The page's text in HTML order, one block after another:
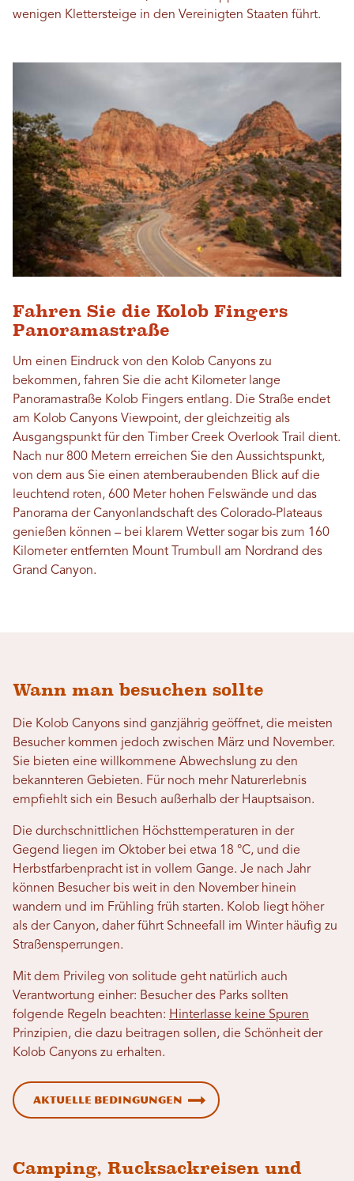
wenigen Klettersteige in den Vereinigten Staaten führt.
Fahren Sie die Kolob Fingers
Panoramastraße
Um einen Eindruck von den Kolob Canyons zu
bekommen, fahren Sie die acht Kilometer lange
Panoramastraße Kolob Fingers entlang. Die Straße endet
am Kolob Canyons Viewpoint, der gleichzeitig als
Ausgangspunkt für den Timber Creek Overlook Trail dient.
Nach nur 800 Metern erreichen Sie den Aussichtspunkt,
von dem aus Sie einen atemberaubenden Blick auf die
leuchtend roten, 600 Meter hohen Felswände und das
Panorama der Canyonlandschaft des Colorado-Plateaus
genießen können – bei klarem Wetter sogar bis zum 160
Kilometer entfernten Mount Trumbull am Nordrand des
Grand Canyon.
Wann man besuchen sollte
Die Kolob Canyons sind ganzjährig geöffnet, die meisten
Besucher kommen jedoch zwischen März und November.
Sie bieten eine willkommene Abwechslung zu den
bekannteren Gebieten. Für noch mehr Naturerlebnis
empfiehlt sich ein Besuch außerhalb der Hauptsaison.
Die durchschnittlichen Höchsttemperaturen in der
Gegend liegen im Oktober bei etwa 18 °C, und die
Herbstfarbenpracht ist in vollem Gange. Je nach Jahr
können Besucher bis weit in den November hinein
wandern und im Frühling früh starten. Kolob liegt höher
als der Canyon, daher führt Schneefall im Winter häufig zu
Straßensperrungen.
Mit dem Privileg von solitude geht natürlich auch
Verantwortung einher: Besucher des Parks sollten
folgende Regeln beachten: Hinterlasse keine Spuren
Prinzipien, die dazu beitragen sollen, die Schönheit der
Kolob Canyons zu erhalten.
Aktuelle Bedingungen
Camping, Rucksackreisen und